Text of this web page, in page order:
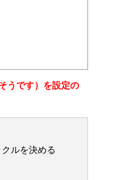
うです）を設定の
ルを決める